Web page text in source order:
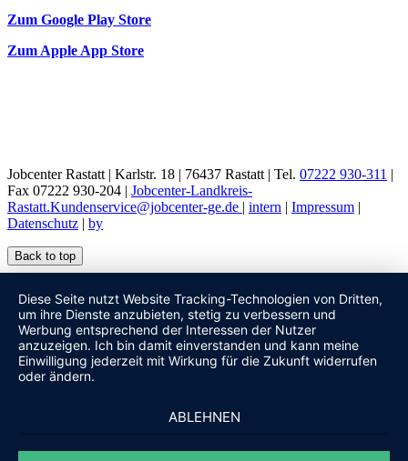
Zum Google Play Store
Zum Apple App Store
Jobcenter Rastatt | Karlstr. 18 | 76437 Rastatt | Tel. 07222 930-311 |
Fax 07222 930-204 | Jobcenter-Landkreis-
Rastatt.Kundenservice@jobcenter-ge.de | intern | Impressum |
Datenschutz | by
Back to top
Diese Seite nutzt Website Tracking-Technologien von Dritten,
um ihre Dienste anzubieten, stetig zu verbessern und
Werbung entsprechend der Interessen der Nutzer
anzuzeigen. Ich bin damit einverstanden und kann meine
Einwilligung jederzeit mit Wirkung für die Zukunft widerrufen
oder ändern.
ABLEHNEN